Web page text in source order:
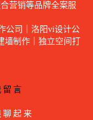
营销等品牌全案服
公司｜洛阳vi设计公
制作｜独立空间打
留言
聊起来